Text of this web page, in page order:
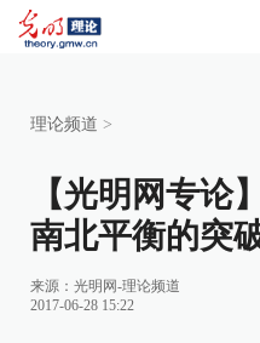
理论频道 >
【光明网专论
南北平衡的突
来源： 光明网-理论频道
2017-06-28 15:22